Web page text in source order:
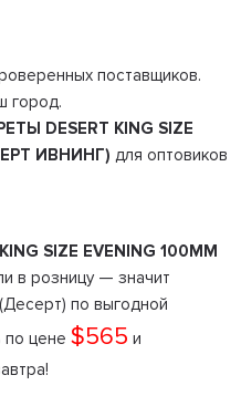
поставщиков.
город.
DESERT KING SIZE
ИВНИНГ) для оптовиков
SIZE EVENING 100ММ
в розницу — значит
по выгодной
по цене $565 и